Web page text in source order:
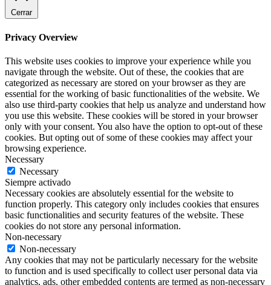
Cerrar
Privacy Overview
This website uses cookies to improve your experience while you
navigate through the website. Out of these, the cookies that are
categorized as necessary are stored on your browser as they are
essential for the working of basic functionalities of the website. We
also use third-party cookies that help us analyze and understand how
you use this website. These cookies will be stored in your browser
only with your consent. You also have the option to opt-out of these
cookies. But opting out of some of these cookies may affect your
browsing experience.
Necessary
Necessary
Siempre activado
Necessary cookies are absolutely essential for the website to
function properly. This category only includes cookies that ensures
basic functionalities and security features of the website. These
cookies do not store any personal information.
Non-necessary
Non-necessary
Any cookies that may not be particularly necessary for the website
to function and is used specifically to collect user personal data via
analytics, ads, other embedded contents are termed as non-necessary